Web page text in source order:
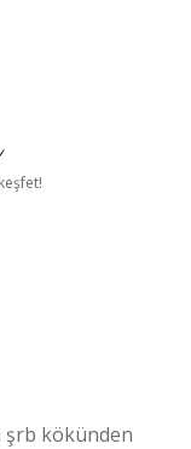
şrb kökünden